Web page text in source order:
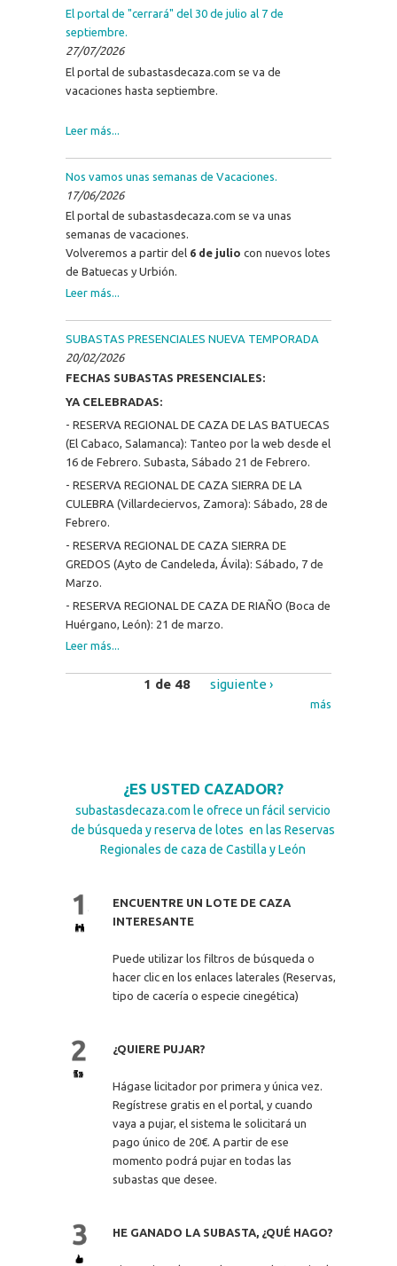
El portal de "cerrará" del 30 de julio al 7 de
septiembre.
27/07/2026
El portal de subastasdecaza.com se va de
vacaciones hasta septiembre.
Leer más...
Nos vamos unas semanas de Vacaciones.
17/06/2026
El portal de subastasdecaza.com se va unas
semanas de vacaciones.
Volveremos a partir del 6 de julio con nuevos lotes
de Batuecas y Urbión.
Leer más...
SUBASTAS PRESENCIALES NUEVA TEMPORADA
20/02/2026
FECHAS SUBASTAS PRESENCIALES:
YA CELEBRADAS:
- RESERVA REGIONAL DE CAZA DE LAS BATUECAS
(El Cabaco, Salamanca): Tanteo por la web desde el
16 de Febrero. Subasta, Sábado 21 de Febrero.
- RESERVA REGIONAL DE CAZA SIERRA DE LA
CULEBRA (Villardeciervos, Zamora): Sábado, 28 de
Febrero.
- RESERVA REGIONAL DE CAZA SIERRA DE
GREDOS (Ayto de Candeleda, Ávila): Sábado, 7 de
Marzo.
- RESERVA REGIONAL DE CAZA DE RIAÑO (Boca de
Huérgano, León): 21 de marzo.
Leer más...
1 de 48 siguiente ›
más
¿ES USTED CAZADOR?
subastasdecaza.com le ofrece un fácil servicio
de búsqueda y reserva de lotes en las Reservas
Regionales de caza de Castilla y León
ENCUENTRE UN LOTE DE CAZA
INTERESANTE
Puede utilizar los filtros de búsqueda o
hacer clic en los enlaces laterales (Reservas,
tipo de cacería o especie cinegética)
¿QUIERE PUJAR?
Hágase licitador por primera y única vez.
Regístrese gratis en el portal, y cuando
vaya a pujar, el sistema le solicitará un
pago único de 20€. A partir de ese
momento podrá pujar en todas las
subastas que desee.
HE GANADO LA SUBASTA, ¿QUÉ HAGO?